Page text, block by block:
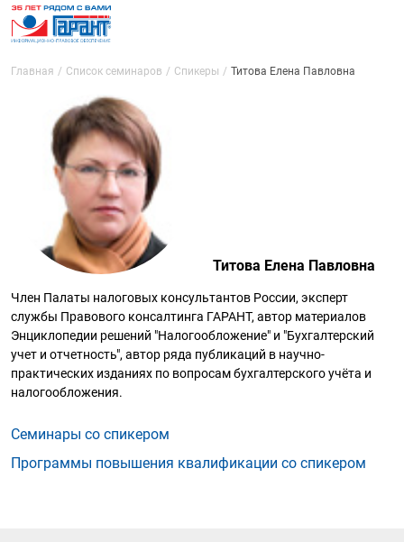
Главная Список семинаров Спикеры Титова Елена Павловна
Титова Елена Павловна
Член Палаты налоговых консультантов России, эксперт
службы Правового консалтинга ГАРАНТ, автор материалов
Энциклопедии решений "Налогообложение" и "Бухгалтерский
учет и отчетность", автор ряда публикаций в научно-
практических изданиях по вопросам бухгалтерского учёта и
налогообложения.
Семинары со спикером
Программы повышения квалификации со спикером